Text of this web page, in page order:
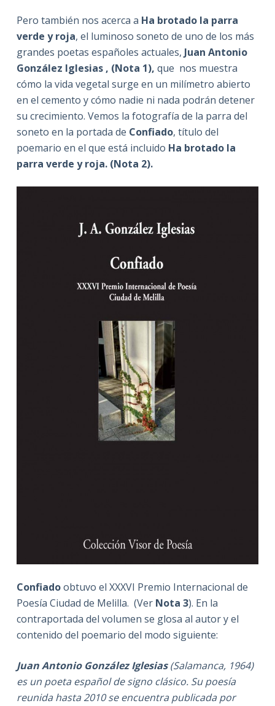
Pero también nos acerca a Ha brotado la parra
verde y roja, el luminoso soneto de uno de los más
grandes poetas españoles actuales, Juan Antonio
González Iglesias , (Nota 1), que nos muestra
cómo la vida vegetal surge en un milímetro abierto
en el cemento y cómo nadie ni nada podrán detener
su crecimiento. Vemos la fotografía de la parra del
soneto en la portada de Confiado, título del
poemario en el que está incluido Ha brotado la
parra verde y roja. (Nota 2).
Confiadoobtuvo el XXXVI Premio Internacional de
Poesía Ciudad de Melilla. (Ver Nota 3). En la
contraportada del volumen se glosa al autor y el
contenido del poemario del modo siguiente:
Juan Antonio González Iglesias(Salamanca, 1964)
es un poeta español de signo clásico. Su poesía
reunida hasta 2010 se encuentra publicada por